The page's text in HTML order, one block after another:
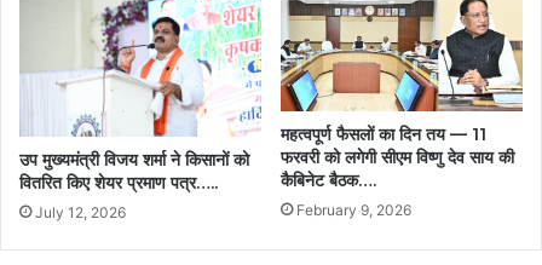
उप मुख्यमंत्री विजय शर्मा ने किसानों को
वितरित किए शेयर प्रमाण पत्र…..
July 12, 2026
महत्वपूर्ण फैसलों का दिन तय — 11
फरवरी को लगेगी सीएम विष्णु देव साय की
कैबिनेट बैठक….
February 9, 2026